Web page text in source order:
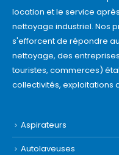
location et le service
nettoyage industriel. Nos
s'efforcent de répondre
nettoyage, des
touristes, commerces)
collectivités, exploitations
Aspirateurs
Autolaveuses